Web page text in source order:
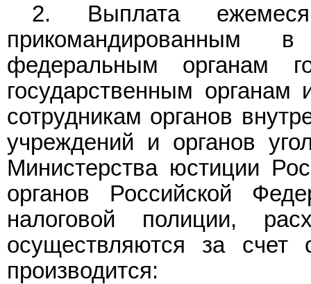
2. Выплата
прикомандированным
федеральным органам
государственным
сотрудникам органов
учреждений и органов
Министерства юстиции
органов Российской
налоговой полиции,
осуществляются за счет
производится: